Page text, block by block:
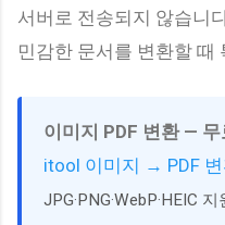
서버로 전송되지 않습니
민감한 문서를 변환할 때
이미지 PDF 변환 —
itool 이미지 → PDF
JPG·PNG·WebP·HEIC